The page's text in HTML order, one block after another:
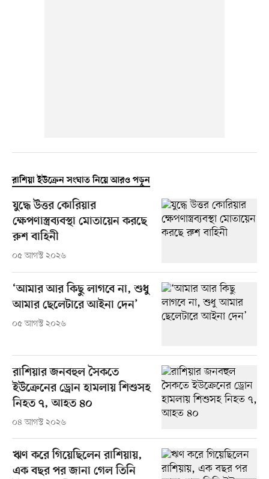
রাশিয়া ইউক্রেন সংঘাত নিয়ে আরও পড়ুন
যুদ্ধে উত্তর কোরিয়ার
ক্ষেপণাস্ত্রব্যবস্থা মোতায়েন করছে
রুশ বাহিনী
০৫ আগস্ট ২০২৬
‘আমার আর কিছু লাগবে না, শুধু
আমার ছেলেটারে আইনা দেন’
০৫ আগস্ট ২০২৬
রাশিয়ার জনবহুল সৈকতে
ইউক্রেনের ড্রোন হামলায় শিশুসহ
নিহত ৭, আহত ৪০
০৪ আগস্ট ২০২৬
ঋণ করে গিয়েছিলেন রাশিয়ায়,
এক বছর পর জানা গেল তিনি